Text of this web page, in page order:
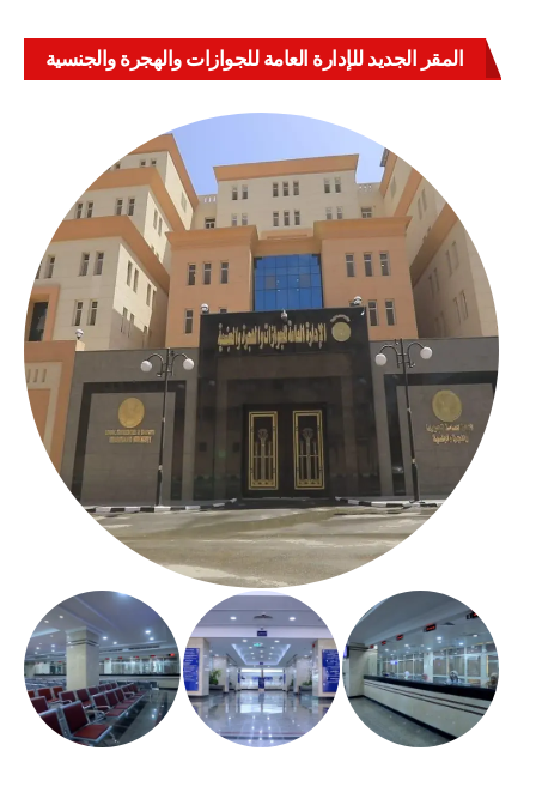
المقر الجديد للإدارة العامة للجوازات والهجرة والجنسية